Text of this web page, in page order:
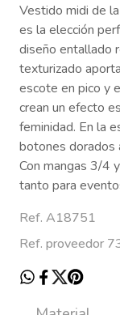
Vestido midi de
es la elección
diseño entallado
texturizado
escote en pico y
crean un efecto
feminidad. En la
botones dorados
Con mangas 3/4
tanto para
Ref. A18751
Ref. proveedor